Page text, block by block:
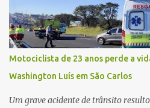
que, ao receber a entrega, voltou a
baixo calão e insultos. Ela informou
sozinha e que se sentiu ameaçada,
situação. Fonte: São Carlos Agora
Motociclista de 23 anos perde a
Washington Luís em São Carlos
Um grave acidente de trânsito